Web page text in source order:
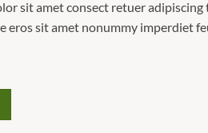
sit amet consect retuer
eros sit amet nonummy imperdiet